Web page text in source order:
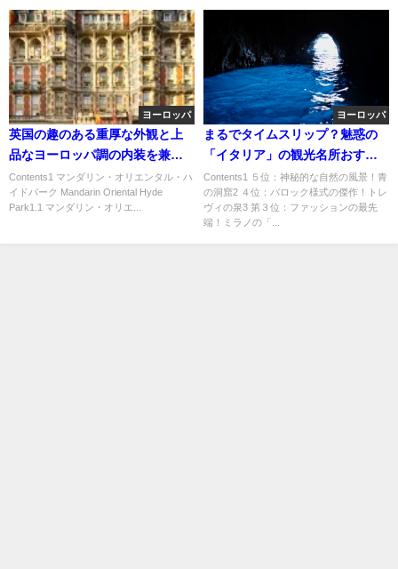
ヨーロッパ
英国の趣のある重厚な外観と上
品なヨーロッパ調の内装を兼ね
揃えている「マンダリン・オリ
エンタル・ハイドパーク」
Contents1 マンダリン・オリエンタル・ハ
イドパーク Mandarin Oriental Hyde
Park1.1 マンダリン・オリエ...
ヨーロッパ
まるでタイムスリップ？魅惑の
「イタリア」の観光名所おすす
めランキング
Contents1 ５位：神秘的な自然の風景！青
の洞窟2 ４位：バロック様式の傑作！トレ
ヴィの泉3 第３位：ファッションの最先
端！ミラノの「...